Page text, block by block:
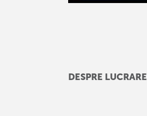
DESPRE LUCRARE